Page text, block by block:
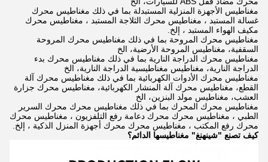
مغناطيس الأجهزة المنزلية المستبدلة بما في ذلك مغناطيس محرك
غسالة المستبد ، مغناطيس محرك الثلاجة المستبد ، مغناطيس محرك
مكيف الهواء المستبد ، إلخ.
مغناطيس محرك المروحة بما في ذلك مغناطيس محرك المروحة
السقفية، مغناطيس المروحة الأرضية، الخ
مغناطيس محرك الدراجة النارية بما في ذلك مغناطيس محرك بدء
الدراجة النارية، مغناطيس مغناطيسية الدراجة النارية، الخ
مغناطيس محرك الأدوات الكهربائية بما في ذلك مغناطيس محرك آلة
القطع، مغناطيس محرك آلة المنشار الكهربائية، مغناطيس محرك جزارة
العشب، مغناطيس مولد البنزين، الخ
مغناطيس محرك المحرك بما في ذلك مغناطيس محرك محرك السرير
الطبي ، مغناطيس محرك محرك دعامة رفع التلفزيون ، مغناطيس محرك
محرك رفع المكتب ، مغناطيس محرك محرك أجهزة المنزل الذكية ، إلخ.
كيف تصنع "شينهنغ" مغناطيسها الدائم؟